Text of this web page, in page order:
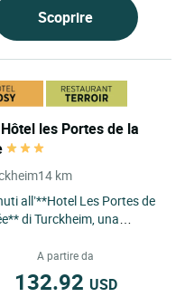
Scoprire
les Portes de la
14 km
all’**Hotel Les Portes de
di Turckheim, una
perfettamente...
A partire da
132.92 USD